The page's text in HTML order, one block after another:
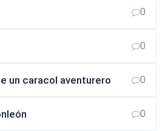
0
0
un caracol aventurero 0
0